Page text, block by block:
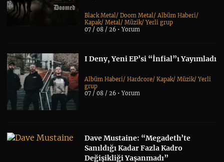
Black Metal /Doom Metal /Albüm Haberi/
Kapak/Metal /Müzik/Yerli grup
07 / 08 / 26 •Yorum
I Deny, Yeni EP’si “İnfial”ı Yayımladı
Albüm Haberi/Hardcore/Kapak/Müzik/Yerli
grup
07 / 08 / 26 •Yorum
Dave Mustaine: “Megadeth’te
Sanıldığı Kadar Fazla Kadro
Değişikliği Yaşanmadı”